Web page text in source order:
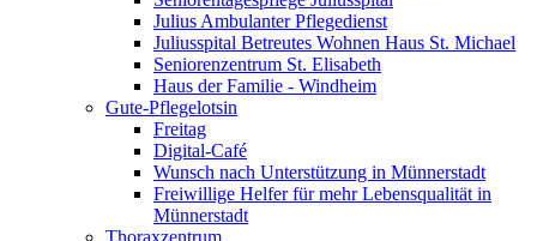
Julius Ambulanter Pflegedienst
Juliusspital Betreutes Wohnen Haus St. Michael
Seniorenzentrum St. Elisabeth
Haus der Familie - Windheim
Gute-Pflegelotsin
Freitag
Digital-Café
Wunsch nach Unterstützung in Münnerstadt
Freiwillige Helfer für mehr Lebensqualität in
Münnerstadt
Thoraxzentrum